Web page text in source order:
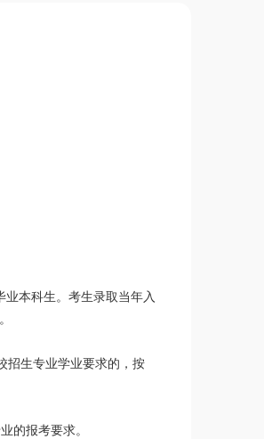
本科生。考生录取当年入
招生专业学业要求的，按
的报考要求。